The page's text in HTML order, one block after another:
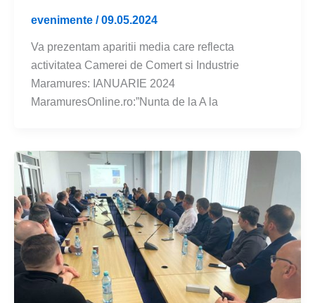
evenimente /09.05.2024
Va prezentam aparitii media care reflecta
activitatea Camerei de Comert si Industrie
Maramures: IANUARIE 2024
MaramuresOnline.ro:”Nunta de la A la